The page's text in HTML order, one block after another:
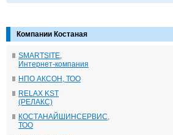
Компании Костаная
SMARTSITE,
Интернет-компания
НПО АКСОН, ТОО
RELAX KST
(РЕЛАКС)
КОСТАНАЙШИНСЕРВИС,
ТОО